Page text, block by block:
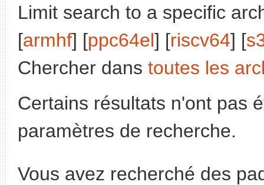
Limit search to a specific
[armhf] [ppc64el] [riscv64] [
Chercher dans toutes les
Certains résultats n'ont pas
paramètres de recherche.
Vous avez recherché des